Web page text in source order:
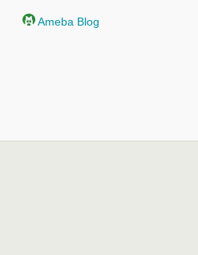
Ameba Blog